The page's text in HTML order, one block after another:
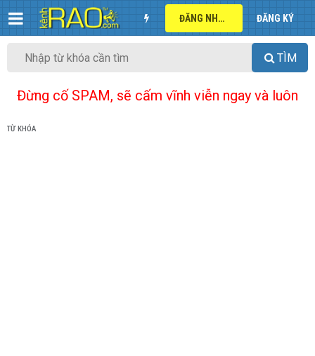
ĐĂNG NHẬP ĐĂNG KÝ
TÌM
Đừng cố SPAM, sẽ cấm vĩnh viễn ngay và luôn
TỪ KHÓA